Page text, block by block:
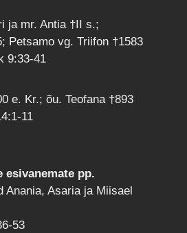
ja mr. Antia †II s.;
Petsamo vg. Triifon †1583
9:33-41
e. Kr.; õu. Teofana †893
11
esivanemate pp.
Anania, Asaria ja Miisael
53